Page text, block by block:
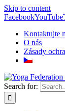
Skip to content
FacebookYouTube
Kontaktujte
O nás
Zásady
Search for: